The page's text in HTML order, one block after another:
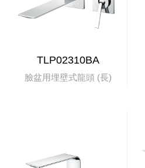
TLP02310BA
臉盆用埋壁式龍頭 (長)